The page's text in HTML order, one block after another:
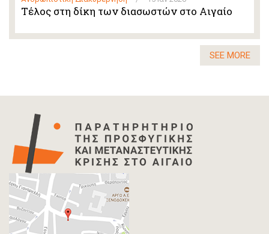
Τέλος στη δίκη των διασωστών στο Αιγαίο
SEE MORE